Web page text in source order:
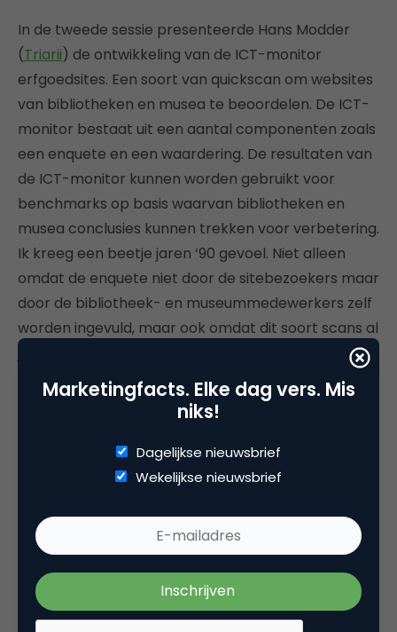
In de tweede sessie presenteerde Hans Modder
(Triarii) de ontwikkeling van de ICT-monitor
erfgoedsites. Een soort van quickscan om websites
van bibliotheken en musea te beoordelen. De ICT-
monitor bestaat uit een aantal componenten zoals
een enquete en een waardering. De resultaten van
de ICT-monitor kunnen worden gebruikt voor
benchmarks op basis waarvan bibliotheken en
musea conclusies kunnen trekken voor verbetering.
Ik kreeg een beetje jaren ‘90 gevoel. Niet alleen
omdat de enquete niet door de sitebezoekers maar
door de bibliotheek- en museummedewerkers zelf
worden ingevuld, maar ook omdat dit soort scans al
onderzoekbureaus. Op mijn vraag of de effectiviteit
van websites niet vooral wordt bepaald door het
deze koppeling wel mogelijk zou zijn maar dat het
nu te kostbaar/tijdrovend zou zijn. Overigens, de
zijn om aan te kunnen geven wat hij (of zij) nu echt
wil.
De mondigheid van de consument, dat was het
enige bruggetje dat ik kon maken naar mijn eigen
Marketingfacts. Elke dag vers. Mis
niks!
Dagelijkse nieuwsbrief
Wekelijkse nieuwsbrief